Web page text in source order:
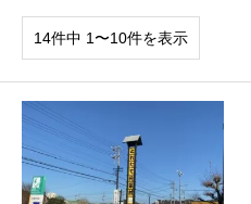
14件中 1〜10件を表示